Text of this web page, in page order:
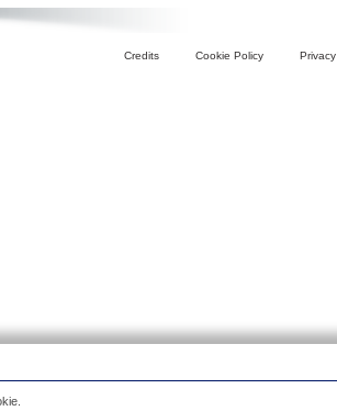
Cookie Policy
Credits